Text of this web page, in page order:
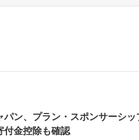
ン、プラン・スポンサーシッ
金控除も確認